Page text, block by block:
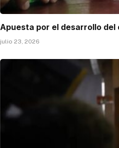
Apuesta por el desarrollo
julio 23, 2026